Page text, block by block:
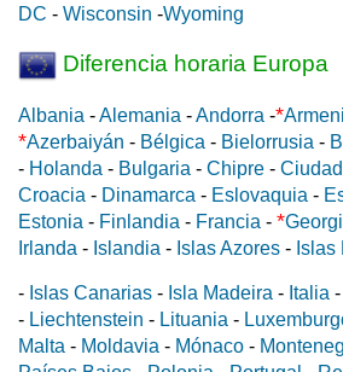
DC - Wisconsin -Wyoming
Diferencia horaria Europa
Albania -Alemania -Andorra -*
*Azerbaiyán - Bélgica - Bielorrusia -
- Holanda - Bulgaria - Chipre -
Croacia - Dinamarca - Eslovaquia -
Estonia - Finlandia - Francia - *
Irlanda - Islandia - Islas Azores - Islas
- Islas Canarias - Isla Madeira - Italia -
- Liechtenstein - Lituania -
Malta - Moldavia - Mónaco -